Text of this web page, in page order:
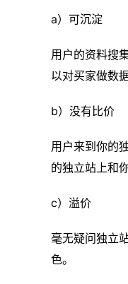
a）可沉淀
用户的资料搜
以对买家做数
b）没有比价
用户来到你的
的独立站上和
c）溢价
毫无疑问独立
色。